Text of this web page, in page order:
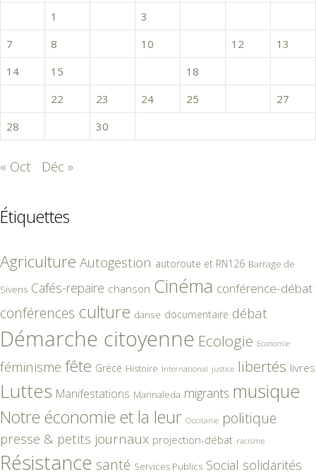
1
3
7
8 10 12
13
14
15 18
22 23 24 25
27
28
30
« Oct Déc »
Étiquettes
Agriculture Autogestion autoroute et RN126 Barrage de
Sivens Cafés-repaire chanson Cinéma conférence-débat
conférences culture danse documentaire débat
Démarche citoyenne Ecologie Economie
féminisme fête Grèce Histoire International justice libertés livres
Luttes Manifestations Marinaleda migrants musique
Notre économie et la leur Occitanie politique
presse & petits journaux projection-débat racisme
Résistance santé Services Publics Social solidarités